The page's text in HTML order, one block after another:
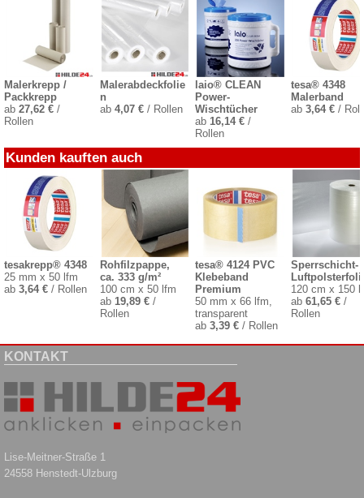
Malerkrepp /
Packkrepp
ab 27,62 € /
Rollen
Malerabdeckfolie
n
ab 4,07 €/ Rollen
laio® CLEAN
Power-
Wischtücher
ab16,14 € /
Rollen
tesa® 4348
Malerband
ab 3,64 €/
Kunden kauften auch
tesakrepp® 4348
25 mm x 50 lfm
ab 3,64 € / Rollen
Rohfilzpappe,
ca. 333 g/m²
100 cm x 50 lfm
ab 19,89 €/
Rollen
tesa® 4124 PVC
Klebeband
Premium
50 mm x 66 lfm,
transparent
ab3,39 € / Rollen
Sperrschicht-
120 cm x 150
ab 61,65 €/
Rollen
KONTAKT
Lise-Meitner-Straße 1
24558 Henstedt-Ulzburg